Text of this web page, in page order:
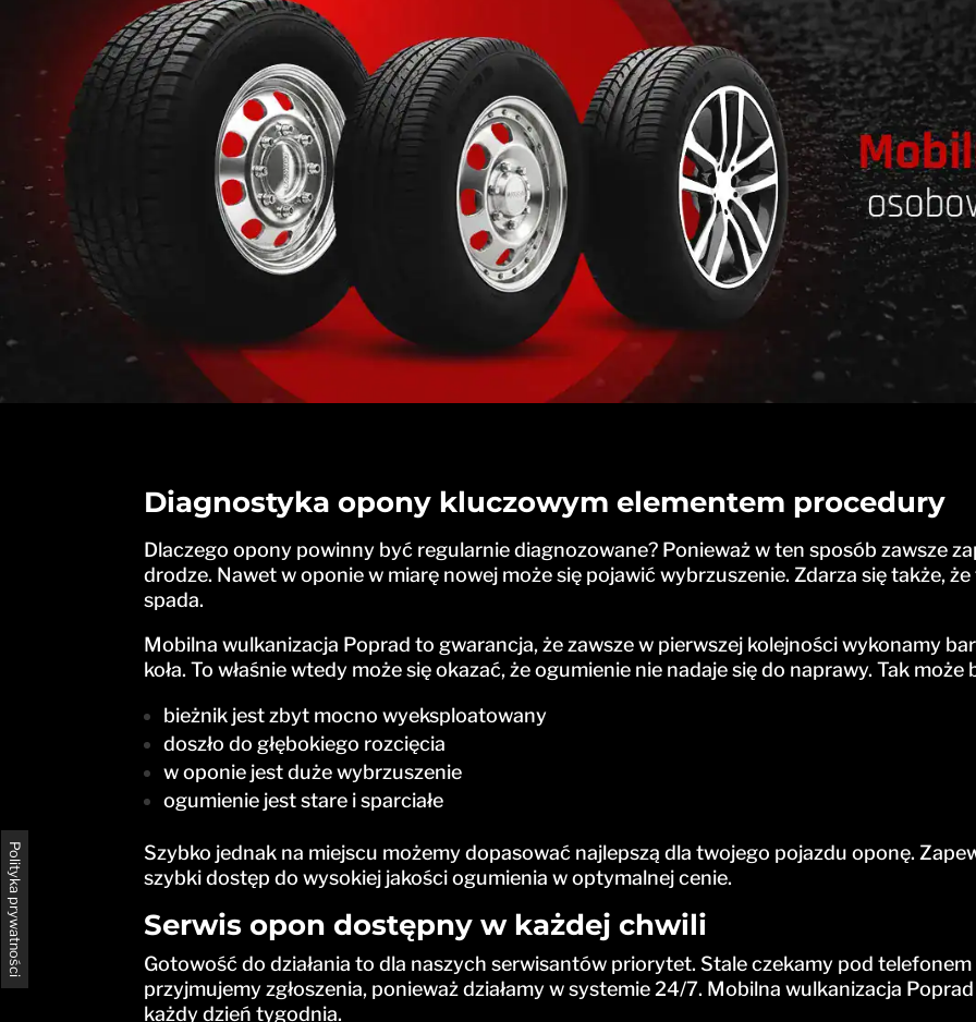
Diagnostyka opony kluczowym elementem procedury
Dlaczego opony powinny być regularnie diagnozowane? Ponieważ w ten sposób zawsze
drodze. Nawet w oponie w miarę nowej może się pojawić wybrzuszenie. Zdarza się także,
spada.
Mobilna wulkanizacja Poprad to gwarancja, że zawsze w pierwszej kolejności wykonamy
koła. To właśnie wtedy może się okazać, że ogumienie nie nadaje się do naprawy. Tak może
bieżnik jest zbyt mocno wyeksploatowany
doszło do głębokiego rozcięcia
w oponie jest duże wybrzuszenie
ogumienie jest stare i sparciałe
Szybko jednak na miejscu możemy dopasować najlepszą dla twojego pojazdu oponę.
szybki dostęp do wysokiej jakości ogumienia w optymalnej cenie.
Serwis opon dostępny w każdej chwili
Gotowość do działania to dla naszych serwisantów priorytet. Stale czekamy pod telefonem
przyjmujemy zgłoszenia, ponieważ działamy w systemie 24/7. Mobilna wulkanizacja
każdy dzień tygodnia.
Polityka prywatności